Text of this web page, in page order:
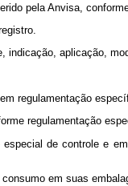
pela Anvisa,
indicação, aplicação,
regulamentação
regulamentação
de controle e
em suas